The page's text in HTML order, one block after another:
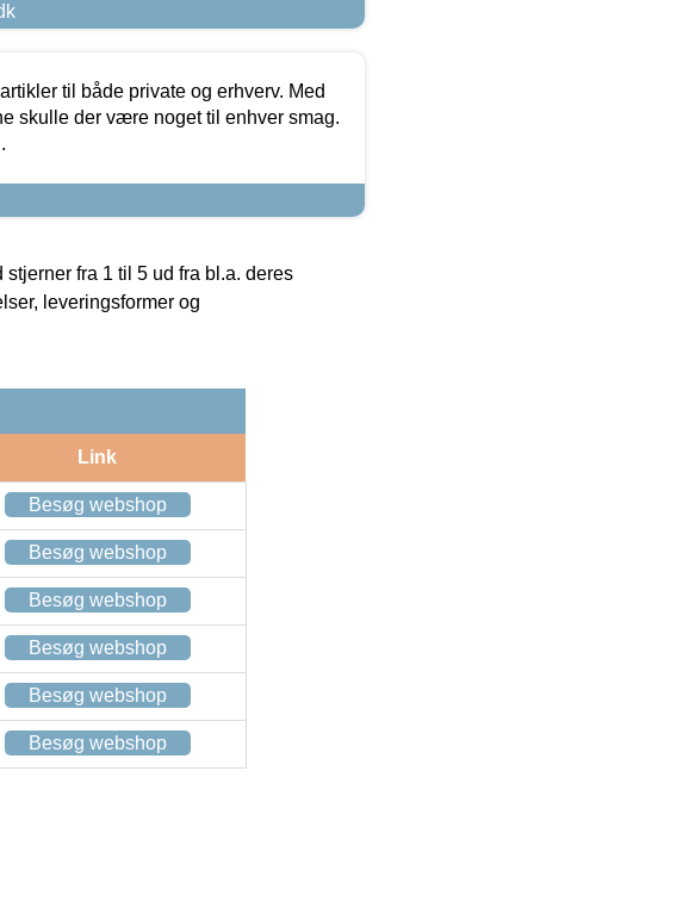
til både private og erhverv. Med
skulle der være noget til enhver smag.
fra 1 til 5 ud fra bl.a. deres
leveringsformer og
Link
Besøg webshop
Besøg webshop
Besøg webshop
Besøg webshop
Besøg webshop
Besøg webshop